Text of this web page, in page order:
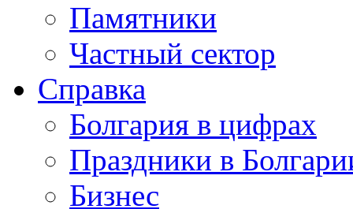
Памятники
Частный сектор
Справка
Болгария в цифрах
Праздники в
Бизнес